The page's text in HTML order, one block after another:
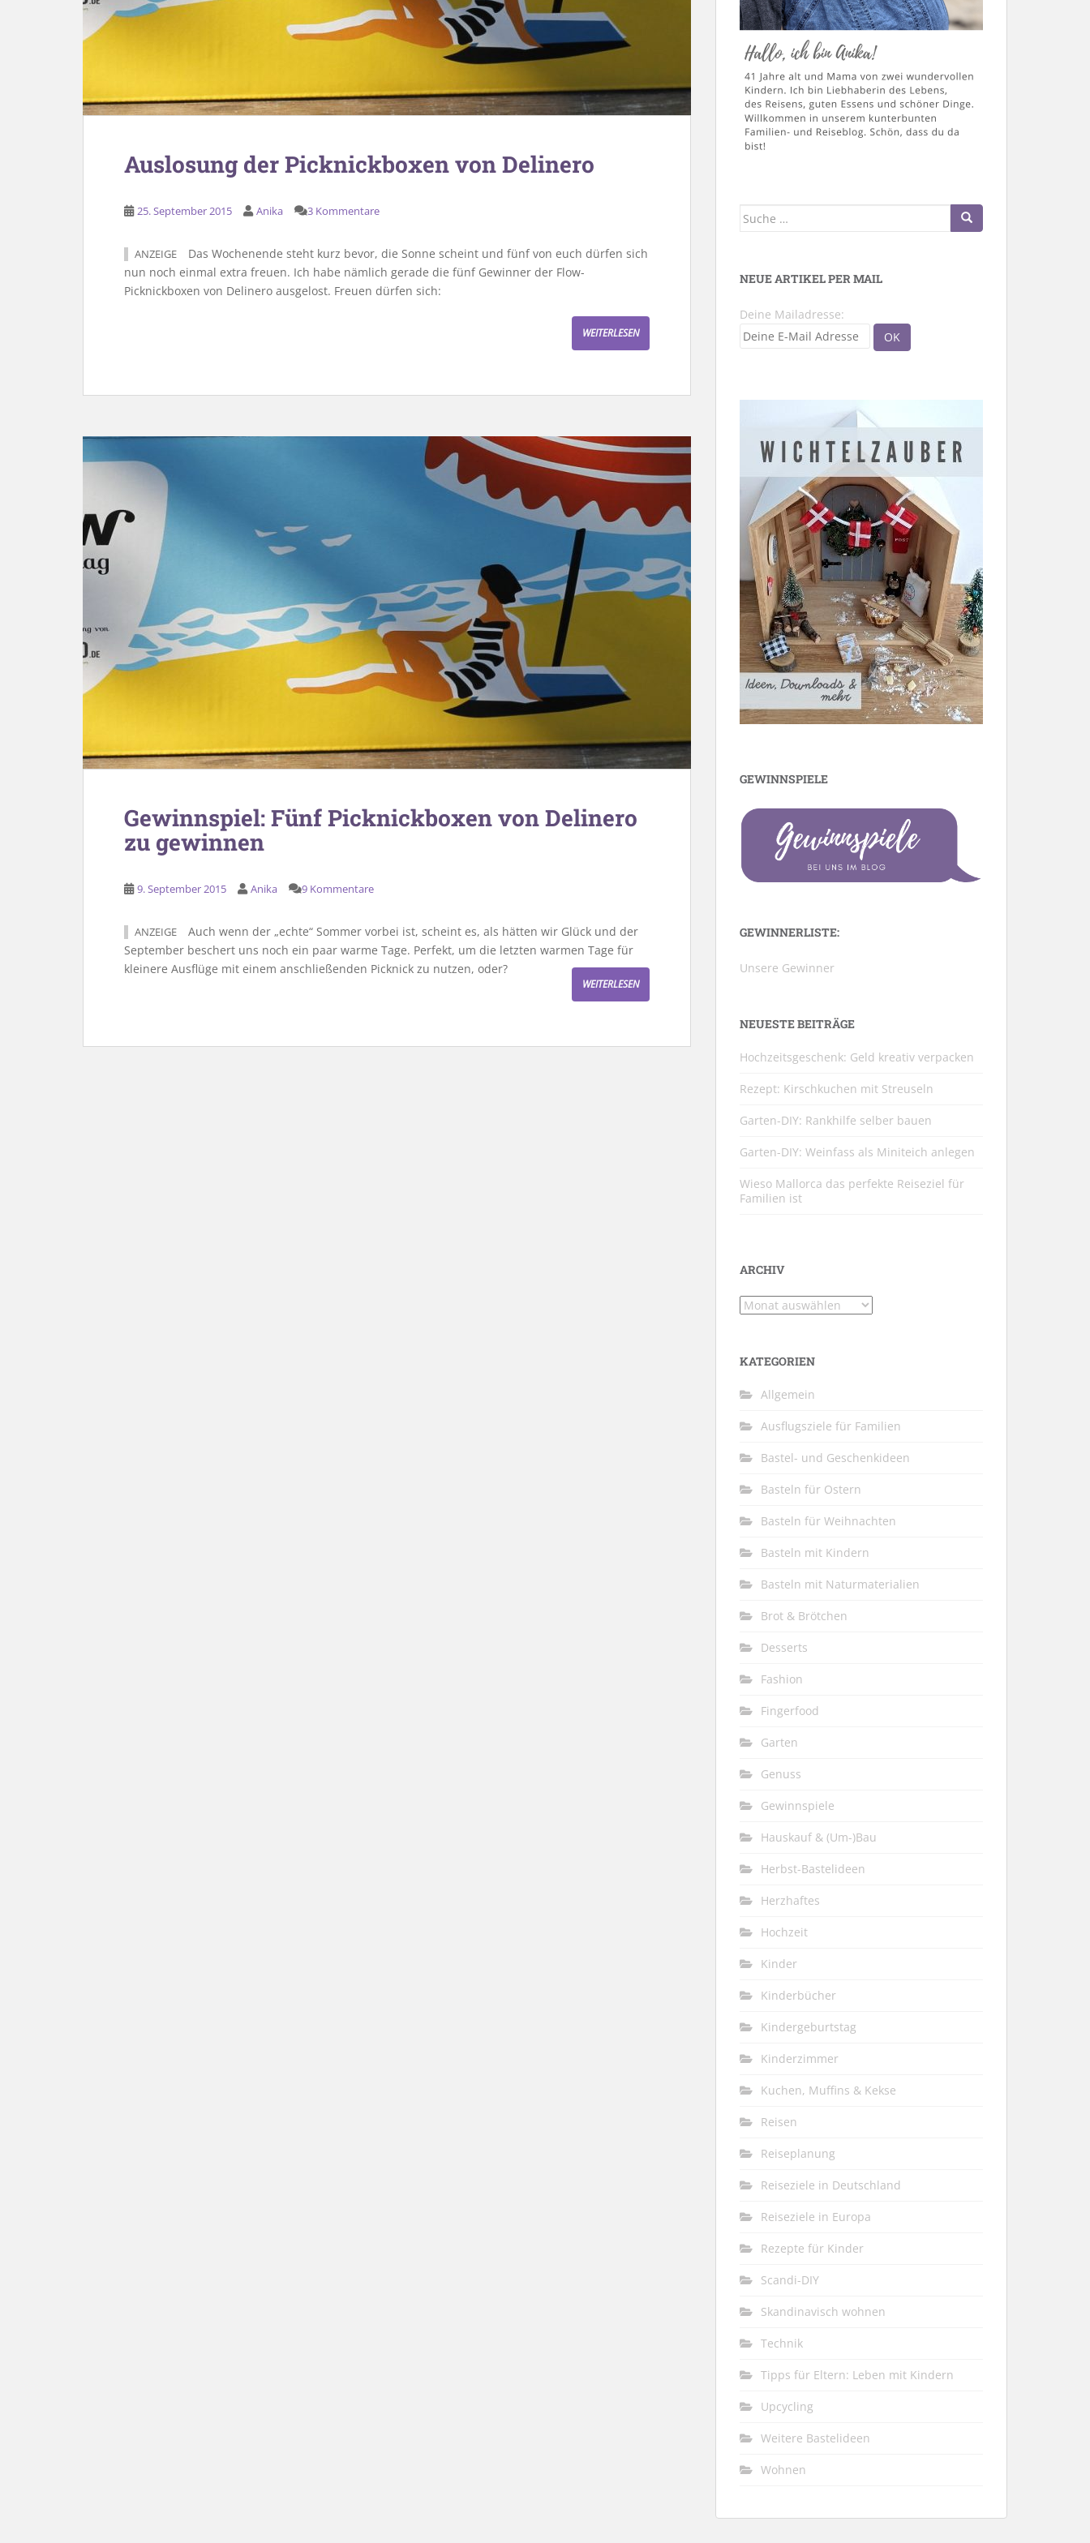
Auslosung der Picknickboxen von Delinero
25. September 2015 Anika 3 Kommentare
ANZEIGE
Das Wochenende steht kurz bevor, die Sonne scheint und fünf von euch dürfen sich
nun noch einmal extra freuen. Ich habe nämlich gerade die fünf Gewinner der Flow-
Picknickboxen von Delinero ausgelost. Freuen dürfen sich:
WEITERLESEN
Gewinnspiel: Fünf Picknickboxen von Delinero
zu gewinnen
9. September 2015 Anika 9 Kommentare
ANZEIGE
Auch wenn der „echte“ Sommer vorbei ist, scheint es, als hätten wir Glück und der
September beschert uns noch ein paar warme Tage. Perfekt, um die letzten warmen Tage für
kleinere Ausflüge mit einem anschließenden Picknick zu nutzen, oder?
WEITERLESEN
Suche
NEUE ARTIKEL PER MAIL
Deine Mailadresse:
GEWINNSPIELE
GEWINNERLISTE:
Unsere Gewinner
NEUESTE BEITRÄGE
Hochzeitsgeschenk: Geld kreativ verpacken
Rezept: Kirschkuchen mit Streuseln
Garten-DIY: Rankhilfe selber bauen
Garten-DIY: Weinfass als Miniteich anlegen
Wieso Mallorca das perfekte Reiseziel für
Familien ist
ARCHIV
Archiv
KATEGORIEN
Allgemein
Ausflugsziele für Familien
Bastel- und Geschenkideen
Basteln für Ostern
Basteln für Weihnachten
Basteln mit Kindern
Basteln mit Naturmaterialien
Brot & Brötchen
Desserts
Fashion
Fingerfood
Garten
Genuss
Gewinnspiele
Hauskauf & (Um-)Bau
Herbst-Bastelideen
Herzhaftes
Hochzeit
Kinder
Kinderbücher
Kindergeburtstag
Kinderzimmer
Kuchen, Muffins & Kekse
Reisen
Reiseplanung
Reiseziele in Deutschland
Reiseziele in Europa
Rezepte für Kinder
Scandi-DIY
Skandinavisch wohnen
Technik
Tipps für Eltern: Leben mit Kindern
Upcycling
Weitere Bastelideen
Wohnen